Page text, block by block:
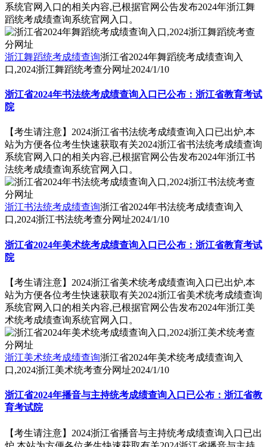
系统官网入口的相关内容,已根据官网公告发布2024年浙江舞
蹈统考成绩查询系统官网入口。
浙江舞蹈统考成绩查询浙江省2024年舞蹈统考成绩查询入
口,2024浙江舞蹈统考查分网址2024/1/10
浙江省2024年书法统考成绩查询入口已公布：浙江省教育考试
院
【考生请注意】2024浙江省书法统考成绩查询入口已出炉,本
站为方便各位考生快速获取有关2024浙江省书法统考成绩查询
系统官网入口的相关内容,已根据官网公告发布2024年浙江书
法统考成绩查询系统官网入口。
浙江书法统考成绩查询浙江省2024年书法统考成绩查询入
口,2024浙江书法统考查分网址2024/1/10
浙江省2024年美术统考成绩查询入口已公布：浙江省教育考试
院
【考生请注意】2024浙江省美术统考成绩查询入口已出炉,本
站为方便各位考生快速获取有关2024浙江省美术统考成绩查询
系统官网入口的相关内容,已根据官网公告发布2024年浙江美
术统考成绩查询系统官网入口。
浙江美术统考成绩查询浙江省2024年美术统考成绩查询入
口,2024浙江美术统考查分网址2024/1/10
浙江省2024年播音与主持统考成绩查询入口已公布：浙江省教
育考试院
【考生请注意】2024浙江省播音与主持统考成绩查询入口已出